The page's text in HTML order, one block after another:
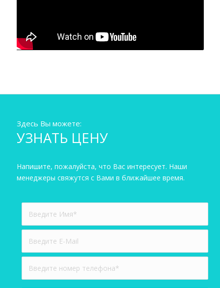
Здесь Вы можете:
УЗНАТЬ ЦЕНУ
Напишите, пожалуйста, что Вас интересует. Наши
менеджеры свяжутся с Вами в ближайшее время.